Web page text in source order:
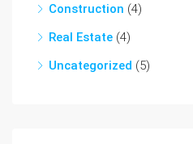
Construction (4)
Real Estate (4)
Uncategorized (5)